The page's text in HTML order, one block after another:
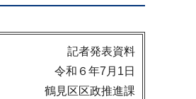
記者発表資料
令和６年7月1日
鶴見区区政推進課